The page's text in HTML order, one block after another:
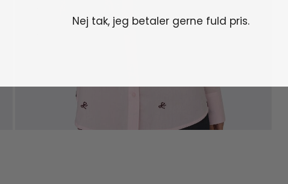
Nej tak, jeg betaler gerne fuld pris.